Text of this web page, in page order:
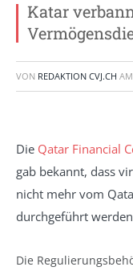
Katar
VON REDAKTION CVJ.CH AM
Die Qatar Financial
gab bekannt, dass
nicht mehr vom
durchgeführt
Die